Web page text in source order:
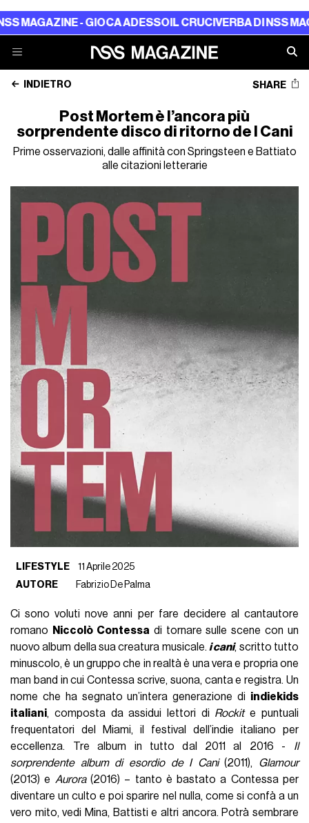
- GIOCA ADESSOIL CRUCIVERBA DI NSS MAGAZINE
INDIETRO SHARE
Post Mortem è l’ancora più
sorprendente disco di ritorno de I Cani
Prime osservazioni, dalle affinità con Springsteen e Battiato
alle citazioni letterarie
LIFESTYLE
11 Aprile 2025
AUTORE
Fabrizio De Palma
Ci sono voluti nove anni per fare decidere al cantautore
romano
Niccolò Contessa di tornare sulle scene con un
nuovo album della sua creatura musicale. i cani, scritto tutto
minuscolo, è un gruppo che in realtà è una vera e propria one
man band in cui Contessa scrive, suona, canta e registra. Un
nome che ha segnato un’intera generazione di indiekids
italiani, composta da assidui lettori di Rockite puntuali
frequentatori del Miami, il festival dell’indie italiano per
eccellenza. Tre album in tutto dal 2011 al 2016 - Il
sorprendente album di esordio de I Cani(2011), Glamour
(2013) e Aurora(2016) – tanto è bastato a Contessa per
diventare un culto e poi sparire nel nulla, come si confà a un
vero mito, vedi Mina, Battisti e altri ancora. Potrà sembrare